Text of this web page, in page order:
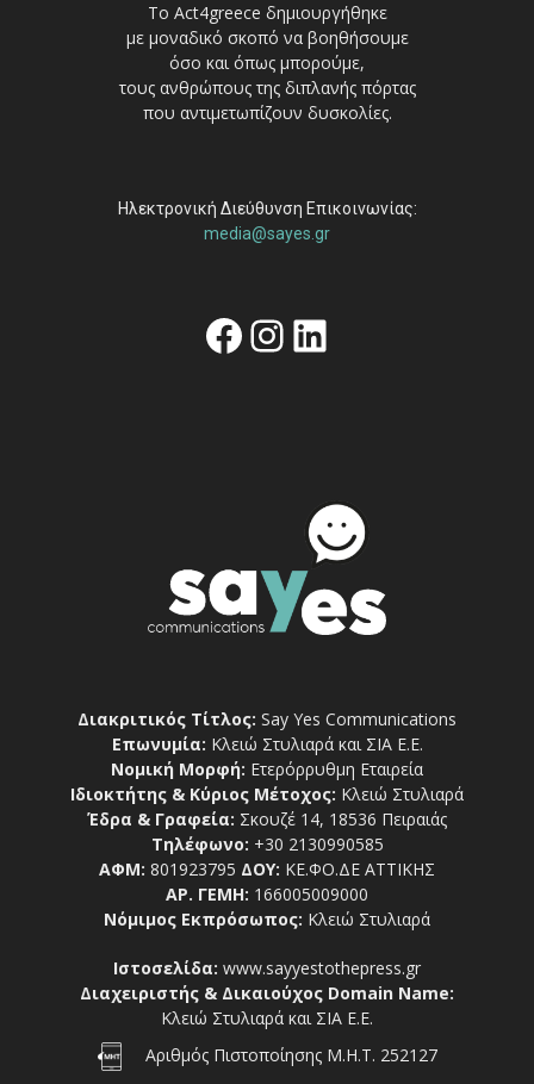
Το Act4greece δημιουργήθηκε
με μοναδικό σκοπό να βοηθήσουμε
όσο και όπως μπορούμε,
τους ανθρώπους της διπλανής πόρτας
που αντιμετωπίζουν δυσκολίες.
Ηλεκτρονική Διεύθυνση Επικοινωνίας:
media@sayes.gr
Facebook
Instagram
Linkedin
Διακριτικός Τίτλος: Say Yes Communications
Επωνυμία: Κλειώ Στυλιαρά και ΣΙΑ Ε.Ε.
Νομική Μορφή: Ετερόρρυθμη Εταιρεία
Ιδιοκτήτης & Κύριος Μέτοχος: Κλειώ Στυλιαρά
Έδρα & Γραφεία: Σκουζέ 14, 18536 Πειραιάς
Τηλέφωνο: +30 2130990585
ΑΦΜ: 801923795 ΔΟΥ: ΚΕ.ΦΟ.ΔΕ ΑΤΤΙΚΗΣ
ΑΡ. ΓΕΜΗ: 166005009000
Νόμιμος Εκπρόσωπος: Κλειώ Στυλιαρά
Ιστοσελίδα: www.sayyestothepress.gr
Διαχειριστής & Δικαιούχος Domain Name:
Κλειώ Στυλιαρά και ΣΙΑ Ε.Ε.
Αριθμός Πιστοποίησης Μ.Η.Τ. 252127